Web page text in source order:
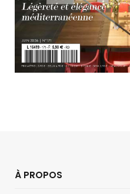
À PROPOS